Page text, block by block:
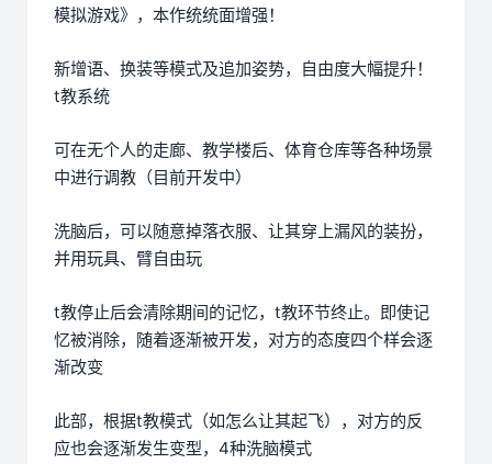
模拟游戏》，本作统统面增强！
新增语、换装等模式及追加姿势，自由度大幅提升！
t教系统
可在无个人的走廊、教学楼后、体育仓库等各种场景
中进行调教（目前开发中）
洗脑后，可以随意掉落衣服、让其穿上漏风的装扮，
并用玩具、臂自由玩
t教停止后会清除期间的记忆，t教环节终止。即使记
忆被消除，随着逐渐被开发，对方的态度四个样会逐
渐改变
此部，根据t教模式（如怎么让其起飞），对方的反
应也会逐渐发生变型，4种洗脑模式